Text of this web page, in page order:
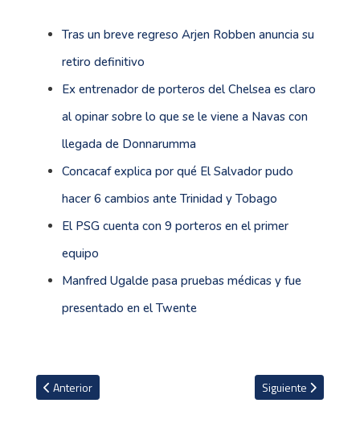
Tras un breve regreso Arjen Robben anuncia su
retiro definitivo
Ex entrenador de porteros del Chelsea es claro
al opinar sobre lo que se le viene a Navas con
llegada de Donnarumma
Concacaf explica por qué El Salvador pudo
hacer 6 cambios ante Trinidad y Tobago
El PSG cuenta con 9 porteros en el primer
equipo
Manfred Ugalde pasa pruebas médicas y fue
presentado en el Twente
Artículo anterior: Para Faitelson el partido de Funes Mori no
Anterior Artículo siguiente:
Siguiente